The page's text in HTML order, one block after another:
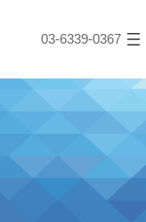
03-6339-0367